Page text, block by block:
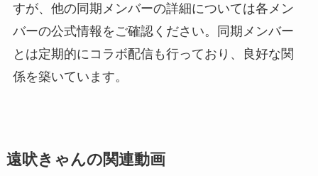
すが、他の同期メンバーの詳細については各メン
バーの公式情報をご確認ください。同期メンバー
とは定期的にコラボ配信も行っており、良好な関
係を築いています。
遠吠きゃんの関連動画